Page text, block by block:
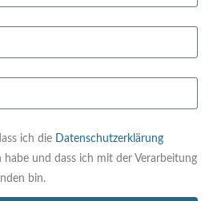
ich die Datenschutzerklärung
habe und dass ich mit der Verarbeitung
bin.